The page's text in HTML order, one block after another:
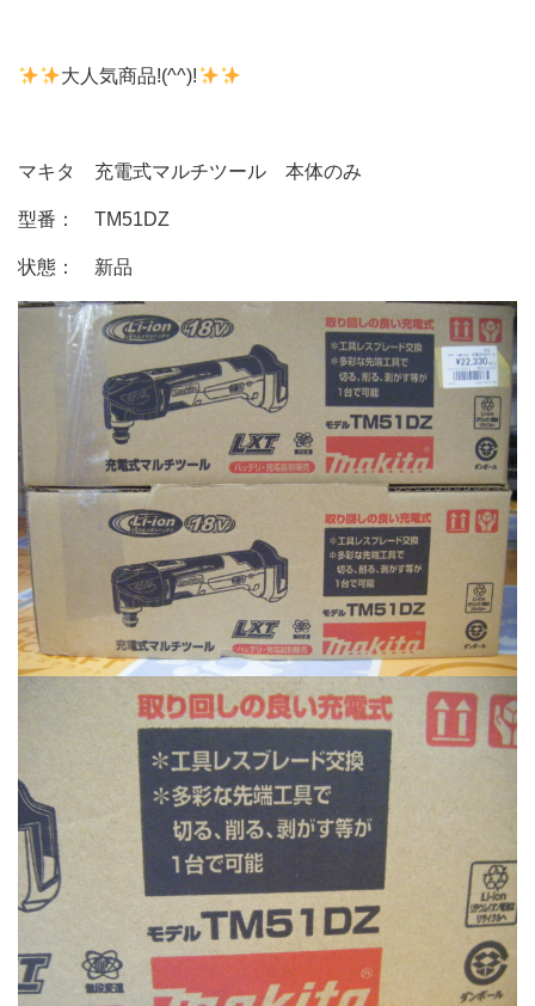
大人気商品!(^^)!
マキタ 充電式マルチツール 本体のみ
型番： TM51DZ
状態： 新品